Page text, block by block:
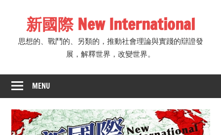
新國際 New International
思想的、戰鬥的、另類的，推動社會理論與實踐的辯證發
展，解釋世界，改變世界。
MENU